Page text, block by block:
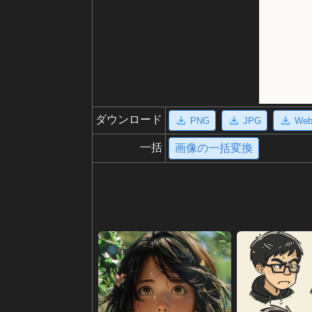
ダウンロード PNG JPG
一括 画像の一括変換